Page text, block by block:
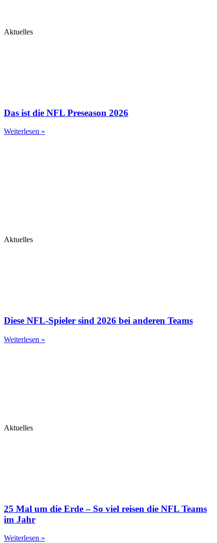
Aktuelles
Das ist die NFL Preseason 2026
Weiterlesen »
Aktuelles
Diese NFL-Spieler sind 2026 bei anderen Teams
Weiterlesen »
Aktuelles
25 Mal um die Erde – So viel reisen die NFL Teams
im Jahr
Weiterlesen »